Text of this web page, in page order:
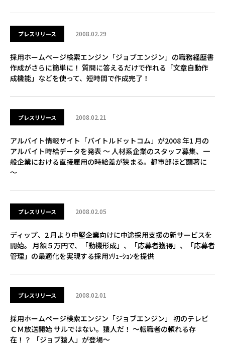
プレスリリース 2008.02.29
採用ホームページ検索エンジン「ジョブエンジン」の職務経歴書
作成がさらに簡単に！ 質問に答えるだけで作れる「文章自動作
成機能」などを使って、短時間で作成完了！
プレスリリース 2008.02.21
アルバイト情報サイト「バイトルドットコム」が2008 年1 月の
アルバイト時給データを発表 ～ 人材系企業のスタッフ募集、一
般企業における直接雇用の時給差が狭まる。都市部ほど顕著に
～
プレスリリース 2008.02.05
ディップ、2 月より中堅企業向けに中途採用支援の新サービスを
開始。 月額５万円で、「動機形成」、「応募者獲得」、「応募者
管理」の最適化を実現する採用ｿﾘｭｰｼｮﾝを提供
プレスリリース 2008.02.01
採用ホームページ検索エンジン「ジョブエンジン」 初のテレビ
ＣＭ放送開始 サルではない。猿人だ！ ～転職者の頼れる存
在！？ 「ジョブ猿人」が登場～